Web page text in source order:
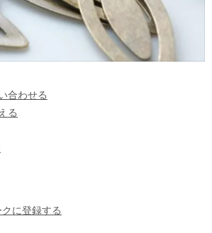
合わせる
る
に登録する